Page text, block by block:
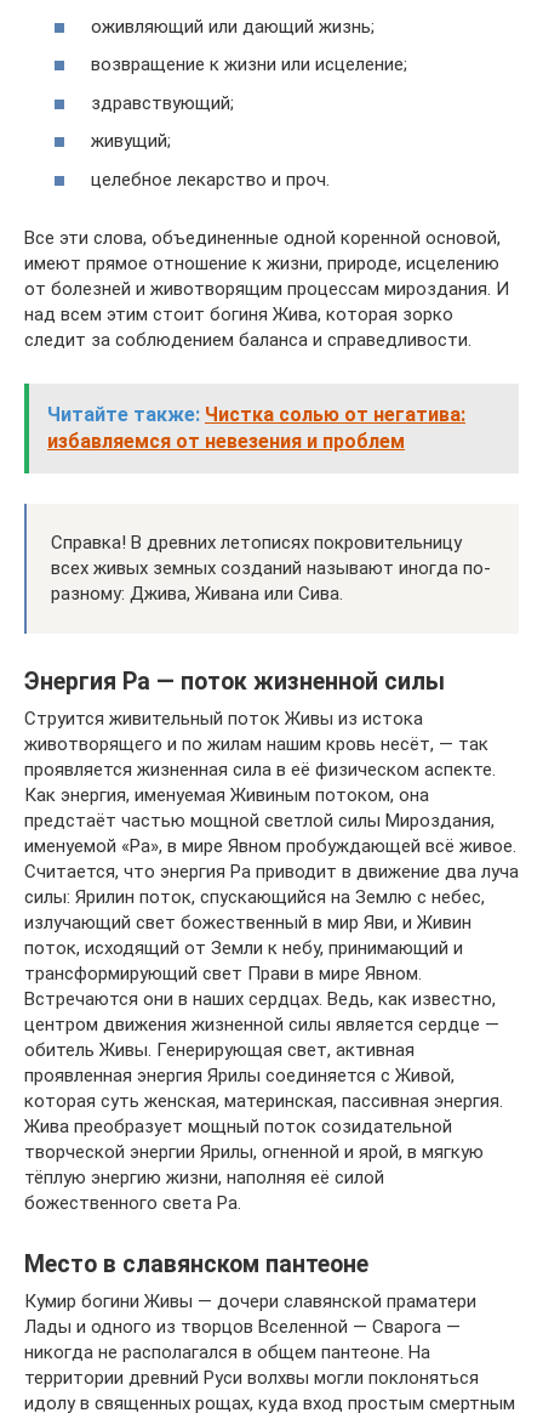
оживляющий или дающий жизнь;
возвращение к жизни или исцеление;
здравствующий;
живущий;
целебное лекарство и проч.
Все эти слова, объединенные одной коренной основой,
имеют прямое отношение к жизни, природе, исцелению
от болезней и животворящим процессам мироздания. И
над всем этим стоит богиня Жива, которая зорко
следит за соблюдением баланса и справедливости.
Читайте также: Чистка солью от негатива:
избавляемся от невезения и проблем
Справка! В древних летописях покровительницу
всех живых земных созданий называют иногда по-
разному: Джива, Живана или Сива.
Энергия Ра — поток жизненной силы
Струится живительный поток Живы из истока
животворящего и по жилам нашим кровь несёт, — так
проявляется жизненная сила в её физическом аспекте.
Как энергия, именуемая Живиным потоком, она
предстаёт частью мощной светлой силы Мироздания,
именуемой «Ра», в мире Явном пробуждающей всё живое.
Считается, что энергия Ра приводит в движение два луча
силы: Ярилин поток, спускающийся на Землю с небес,
излучающий свет божественный в мир Яви, и Живин
поток, исходящий от Земли к небу, принимающий и
трансформирующий свет Прави в мире Явном.
Встречаются они в наших сердцах. Ведь, как известно,
центром движения жизненной силы является сердце —
обитель Живы. Генерирующая свет, активная
проявленная энергия Ярилы соединяется с Живой,
которая суть женская, материнская, пассивная энергия.
Жива преобразует мощный поток созидательной
творческой энергии Ярилы, огненной и ярой, в мягкую
тёплую энергию жизни, наполняя её силой
божественного света Ра.
Место в славянском пантеоне
Кумир богини Живы — дочери славянской праматери
Лады и одного из творцов Вселенной — Сварога —
никогда не располагался в общем пантеоне. На
территории древний Руси волхвы могли поклоняться
идолу в священных рощах, куда вход простым смертным